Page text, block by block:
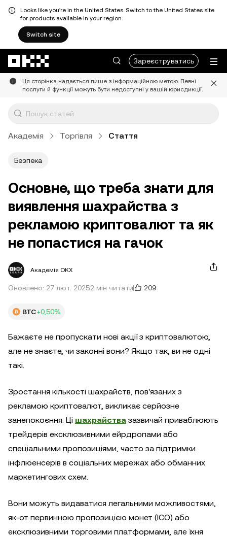
Looks like you're in the United States. Switch to the United States site
for products available in your region.
Switch site
Зареєструватись
Ця сторінка надається лише з інформаційною метою. Певні
послуги й функції можуть бути недоступні у вашій юрисдикції.
Академія Торгівля Стаття
Безпека
Основне, що треба знати для
виявлення шахрайства з
рекламою криптовалют та як
не попастися на гачок
Академія OKX
Оновлено: 27 лют. 20252 мін читати 209
BTC+0,50%
Бажаєте не пропускати нові акції з криптовалютою,
але не знаєте, чи законні вони? Якщо так, ви не одні
такі.
Зростання кількості шахрайств, пов'язаних з
рекламою криптовалют, викликає серйозне
занепокоєння. Ці шахрайства зазвичай приваблюють
трейдерів ексклюзивними ейрдропами або
спеціальними пропозиціями, часто за підтримки
інфлюенсерів в соціальних мережах або обманних
маркетингових схем.
Вони можуть видаватися легальними можливостями,
як-от первинною пропозицією монет (ICO) або
ексклюзивними торговими платформами, але їхня